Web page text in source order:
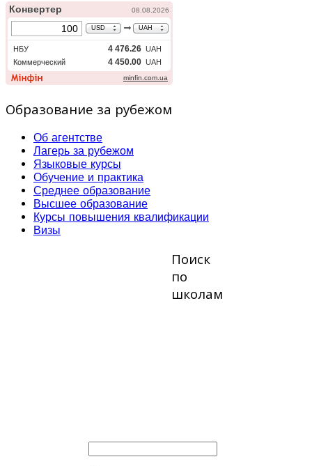
Образование за рубежом
Об агентстве
Лагерь за рубежом
Языковые курсы
Обучение и практика
Среднее образование
Высшее образование
Курсы повышения квалификации
Визы
Поиск
по
школам